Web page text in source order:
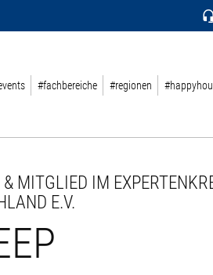
#fachbereiche #regionen
MITGLIED IM
E.V.